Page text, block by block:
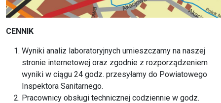
CENNIK
Wyniki analiz laboratoryjnych umieszczamy na naszej
stronie internetowej oraz zgodnie z rozporządzeniem
wyniki w ciągu 24 godz. przesyłamy do Powiatowego
Inspektora Sanitarnego.
Pracownicy obsługi technicznej codziennie w godz.